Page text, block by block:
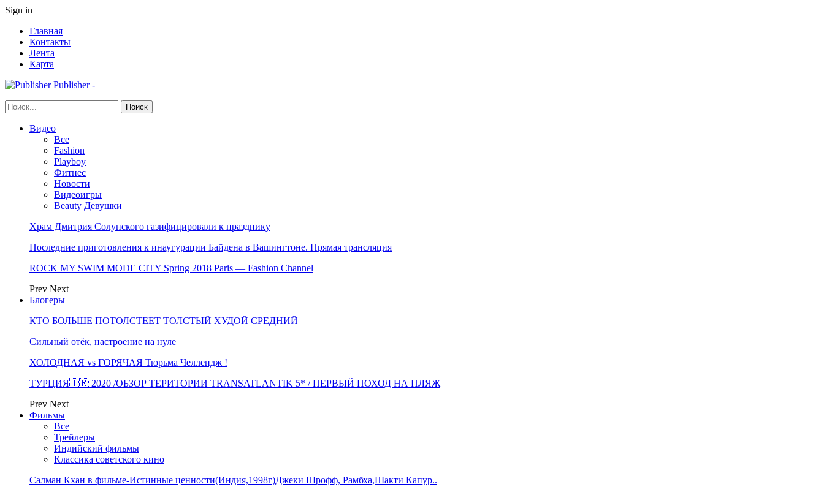
Sign in
Главная
Контакты
Лента
Карта
Publisher -
Видео
Все
Fashion
Playboy
Фитнес
Новости
Видеоигры
Beauty Девушки
Храм Дмитрия Солунского газифицировали к празднику
Последние приготовления к инаугурации Байдена в Вашингтоне. Прямая трансляция
ROCK MY SWIM MODE CITY Spring 2018 Paris — Fashion Channel
Prev Next
Блогеры
КТО БОЛЬШЕ ПОТОЛСТЕЕТ ТОЛСТЫЙ ХУДОЙ СРЕДНИЙ
Сильный отёк, настроение на нуле
ХОЛОДНАЯ vs ГОРЯЧАЯ Тюрьма Челлендж !
ТУРЦИЯ🇹🇷 2020 /ОБЗОР ТЕРИТОРИИ TRANSATLANTIK 5* / ПЕРВЫЙ ПОХОД НА ПЛЯЖ
Prev Next
Фильмы
Все
Трейлеры
Индийский фильмы
Классика советского кино
Салман Кхан в фильме-Истинные ценности(Индия,1998г)Джеки Шрофф, Рамбха,Шакти Капур..